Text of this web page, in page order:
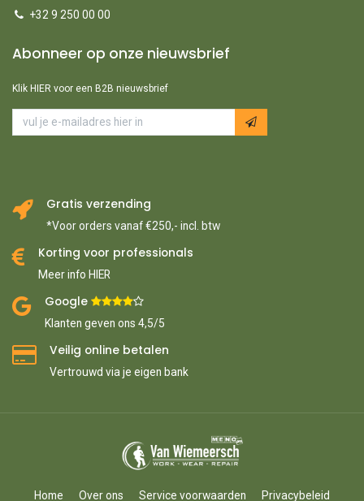
+32 9 250 00 00
Abonneer op onze nieuwsbrief
Klik HIER voor een B2B nieuwsbrief
Gratis verzending
*Voor orders vanaf €250,- incl. btw
Korting voor professionals
Meer info HIER
Google ​
Klanten geven ons 4,5/5
Veilig online betalen
Vertrouwd via je eigen bank
Home Over ons Service voorwaarden Privacybeleid